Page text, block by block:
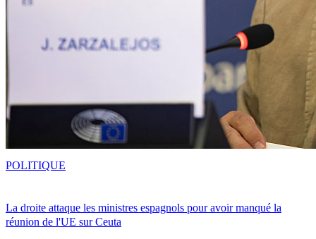
La droite attaque les ministres espagnols pour avoir manqué la
réunion de l'UE sur Ceuta
POLITIQUE